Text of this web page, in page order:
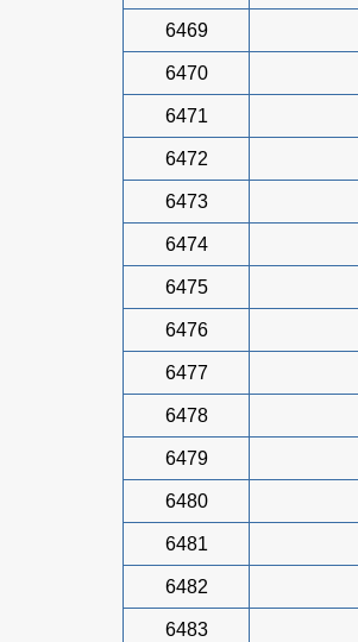
6469
6470
6471
6472
6473
6474
6475
6476
6477
6478
6479
6480
6481
6482
6483